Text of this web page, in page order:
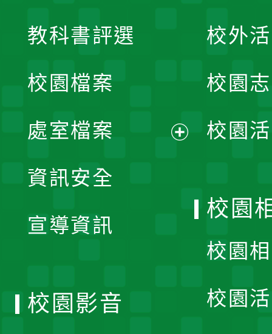
單
教科書評選
校園檔案
處室檔案
資訊安全
宣導資訊
校外
校園
校園
校園
校園
校園
校園影音